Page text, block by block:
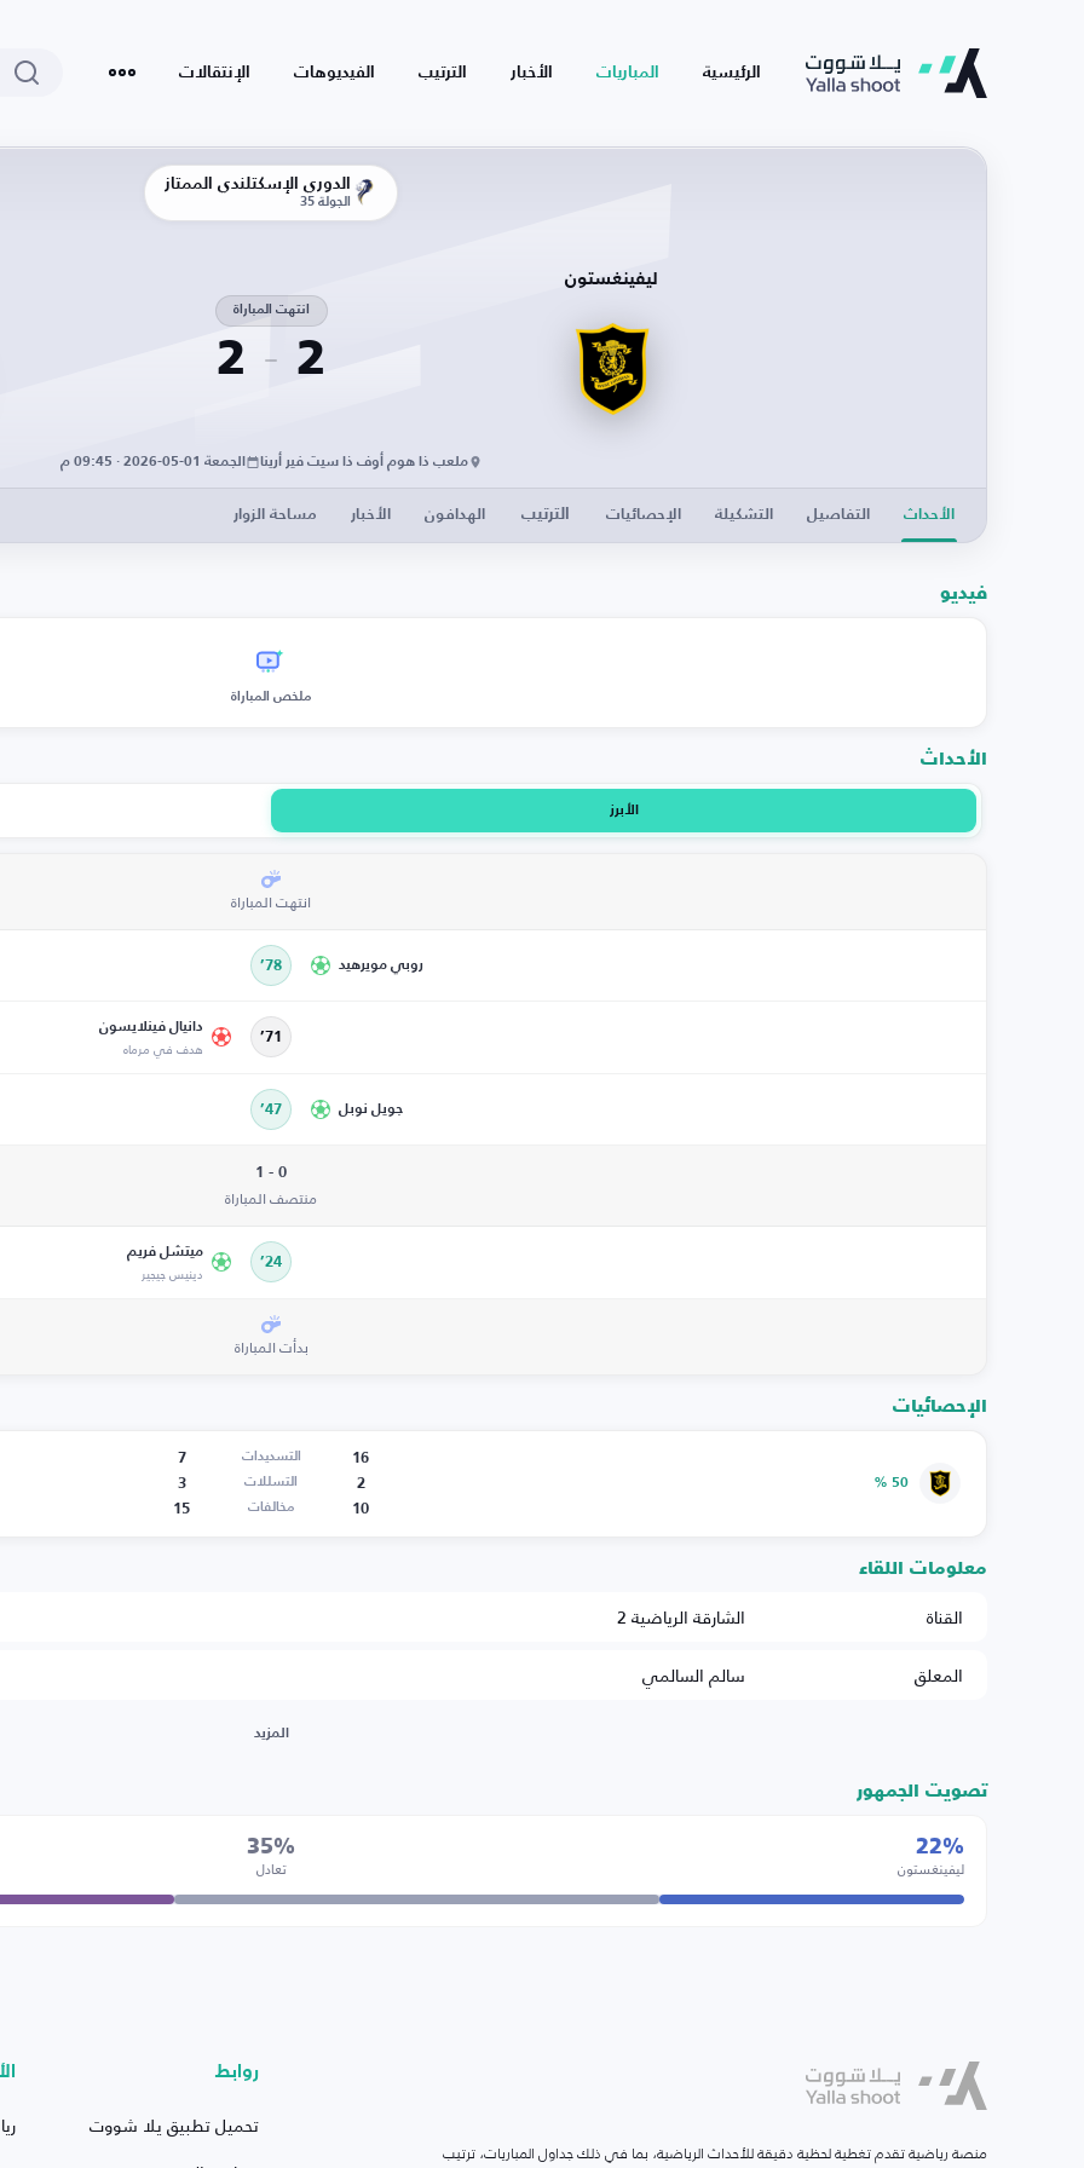
الرئيسية المباريات الأخبار الترتيب الفيديوهات الإنتقالات
الدوري الإسكتلندي الممتاز
الجولة 35
ليفينغستون
2
انتهت المباراة
2
ملعب ذا هوم أوف ذا سيت فير أرينا الجمعة 01-05-2026 · 09:45 م
الأحداث التفاصيل التشكيلة الإحصائيات الترتيب الهدافون الأخبار مساحة الزوار
فيديو
ملخص المباراة
الأحداث
الأبرز
انتهت المباراة
روبي مويرهيد 78’
71’
دانيال فينلايسون
هدف في مرماه
جويل نوبل 47’
0 - 1
منتصف المباراة
24’
ميتشل فريم
دينيس جيجير
بدأت المباراة
الإحصائيات
50 %
16 التسديدات
7
2
التسللات
3
10
مخالفات 15
معلومات اللقاء
القناة
الشارقة الرياضية 2
المعلق
سالم السالمي
المزيد
تصويت الجمهور
22%
ليفينغستون
35%
تعادل
منصة رياضية تقدم تغطية لحظية دقيقة للأحداث الرياضية، بما في ذلك جداول المباريات، ترتيب
روابط
تحميل تطبيق يلا شووت